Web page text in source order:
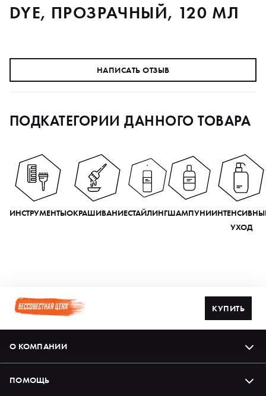
DYE, ПРОЗРАЧНЫЙ, 120 МЛ
НАПИСАТЬ ОТЗЫВ
ПОДКАТЕГОРИИ ДАННОГО ТОВАРА
ИНСТРУМЕНТЫОКРАШИВАНИЕСТАЙЛИНГШАМПУНИ
УХОД
КУПИТЬ
О КОМПАНИИ
ПОМОЩЬ